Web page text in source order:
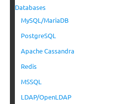
Databases
MySQL/MariaDB
PostgreSQL
Apache Cassandra
Redis
MSSQL
LDAP/OpenLDAP